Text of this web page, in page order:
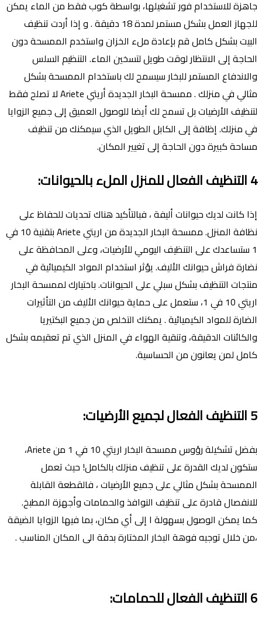
جاهزة للاستخدام فور تشغيلها، بواسطة كوب فقط من الماء يمكن
للجهاز العمل بشكل مستمر لمدة 18 دقيقة . و إذا أردت تنظيف
البيت بشكل كامل قم بإعادة ملء الخزان واستخدم الممسحة دون
الحاجة إلى الانتظار لوقت طويل لتسخين الماء. التنظيم السلس
والاندفاع المستمر للبخار سيسمح لك باستخدام الممسحة بشكل
مثالي في منزلك . ممسحة البخار الجديدة أريتي Ariete لا تصلح فقط
لتنظيف اﻷرضيات بل تسمح لك أيضا للوصول العميق إلى جميع الزوايا
في منزلك. إظافة إلى الكابل الطويل الذي سيمكنك من تنظيف
مساحة كبيرة دون الحاجة إلى تغيير المكان.
4التنظيف الفعال للمنزل الملء بالحيوانات:
إذا كانت لديك حيوانات أليفة ، فبالتأكيد هناك تحديات للحفاظ على
نظافة المنزل. ممسحة البخار الجديدة من اريتي Ariete بتقنية 10 في
1 ستساعدك على التنظيف اليومي للأرضيات، وعلى المحافظة على
نضارة فراش حيوانك الأليف. يؤثر استخدام المواد الكيميائية في
منتجات التنظيف بشكل سبلي على الحيوانات. باختيارك لممسحة البخار
اريتي 10 في 1، ستعمل على حماية حيوانك الأليف من التأثيرات
الضارة للمواد الكيميائية . يمكنك التخلص من جميع البكتيريا
والكائنات الدقيقة، وتنقية الهواء في المنزل الذي تم تعقيمه بشكل
كامل لمن يعانون من الحساسية.
5التنظيف الفعال لجميع اﻷرضيات:
بفضل تشكيلة رؤوس ممسحة البخار اريتي 10 في 1 من Ariete،
ستكون لديك القدرة على تنظيف منزلك بالكامل! حيث تعمل
الممسحة بشكل مثالي على جميع اﻷرضيات ، فالقطعة القابلة
للانفصال قادرة على تنظيف النوافذ والحمامات وأجهزة المطبخ.
كما يمكن الوصول بسهولة ا إلى أي مكان، بما فيها الزوايا الضيقة
،من خلال توجيه فوهة البخار المختارة بدقة الى المكان المناسب .
6التنظيف الفعال للحمامات: